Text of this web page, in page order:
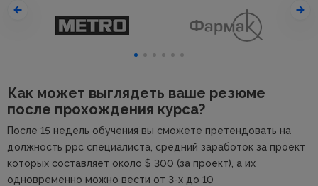
Как может выглядеть ваше резюме
после прохождения курса?
После 15 недель обучения вы сможете претендовать на
должность ppc специалиста, средний заработок за проект
которых составляет около $ 300 (за проект), а их
одновременно можно вести от 3-х до 10